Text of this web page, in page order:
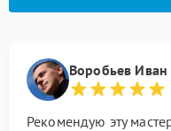
Воробьев Иван
Рекомендую эту